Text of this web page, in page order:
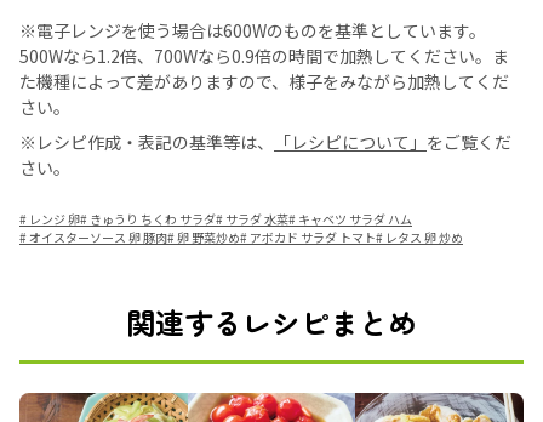
※電子レンジを使う場合は600Wのものを基準としています。
500Wなら1.2倍、700Wなら0.9倍の時間で加熱してください。ま
た機種によって差がありますので、様子をみながら加熱してくだ
さい。
※レシピ作成・表記の基準等は、
「レシピについて」 をご覧くだ
さい。
# レンジ 卵# きゅうり ちくわ サラダ# サラダ 水菜# キャベツ サラダ ハム
#オイスターソース 卵 豚肉#卵 野菜炒め# アボカド サラダ トマト# レタス 卵 炒め
関連するレシピまとめ